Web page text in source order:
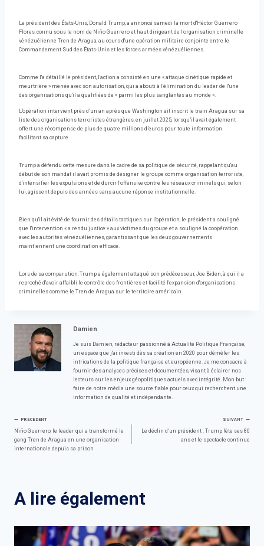
Le président des États-Unis, Donald Trump, a annoncé samedi la mort d'Héctor Guerrero
Flores, connu sous le nom de Niño Guerrero et haut dirigeant de l'organisation criminelle
vénézuélienne Tren de Aragua, au cours d'une opération militaire conjointe entre le
Commandement Sud des États-Unis et les forces armées vénézuéliennes.
Comme l'a détaillé le président, l'action a consisté en une « attaque cinétique rapide et
meurtrière » menée avec son autorisation, qui a abouti à l'élimination du leader de l'une
des organisations qu'il a qualifiées de « parmi les plus sanglantes au monde ».
L’opération intervient près d’un an après que Washington ait inscrit le train Aragua sur sa
liste des organisations terroristes étrangères, en juillet 2025, lorsqu’il avait également
offert une récompense de plus de quatre millions d’euros pour toute information
facilitant sa capture.
Trump a défendu cette mesure dans le cadre de sa politique de sécurité, rappelant qu'au
début de son mandat il avait promis de désigner le groupe comme organisation terroriste,
d'intensifier les expulsions et de durcir l'offensive contre les réseaux criminels qui, selon
lui, agissent depuis des années sans aucune réponse institutionnelle.
Bien qu'il ait évité de fournir des détails tactiques sur l'opération, le président a souligné
que l'intervention « a rendu justice » aux victimes du groupe et a souligné la coopération
avec les autorités vénézuéliennes, garantissant que les deux gouvernements
maintiennent une coordination efficace.
Lors de sa comparution, Trump a également attaqué son prédécesseur, Joe Biden, à qui il a
reproché d'avoir affaibli le contrôle des frontières et facilité l'expansion d'organisations
criminelles comme le Tren de Aragua sur le territoire américain.
Damien
Je suis Damien, rédacteur passionné à Actualité Politique Française,
un espace que j'ai investi dès sa création en 2020 pour démêler les
intrications de la politique française et européenne. Je me consacre à
fournir des analyses précises et documentées, visant à éclairer nos
lecteurs sur les enjeux géopolitiques actuels avec intégrité. Mon but :
faire de notre média une source fiable pour ceux qui recherchent une
information de qualité et indépendante.
Navigation
de
PRÉCÉDENT
Niño Guerrero, le leader qui a transformé le
gang Tren de Aragua en une organisation
internationale depuis sa prison
SUIVANT
Le déclin d’un président : Trump fête ses 80
ans et le spectacle continue
A lire également